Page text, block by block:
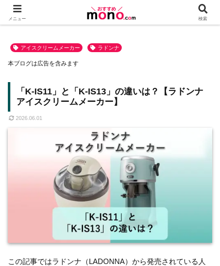
アイスクリームメーカー ラドンナ
「K-IS11」と「K-IS13」の違いは？【ラドンナ
アイスクリームメーカー】
2026.06.01
本ブログは広告を含みます
この記事ではラドンナ（LADONNA）から発売されている人
メニュー 検索